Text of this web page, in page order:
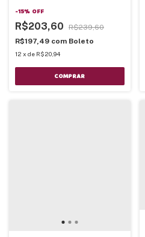
-15% OFF
R$203,60
R$239,60
R$197,49 com Boleto
12 x de R$20,94
COMPRAR